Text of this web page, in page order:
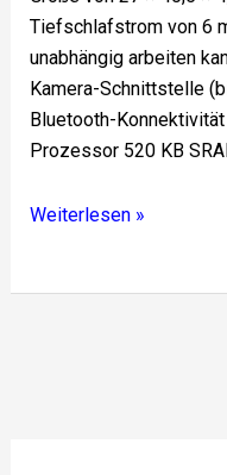
Tiefschlafstrom von 6
unabhängig arbeiten
Kamera-Schnittstelle
Bluetooth-
Prozessor 520 KB
Weiterlesen »